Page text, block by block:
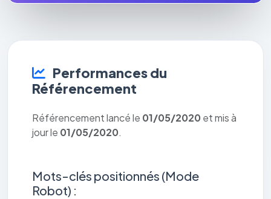
Performances du
Référencement
Référencement lancé le 01/05/2020 et mis à
jour le 01/05/2020.
Mots-clés positionnés (Mode
Robot) :